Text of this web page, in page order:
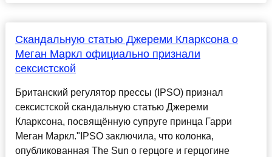
Скандальную статью Джереми Кларксона о
Меган Маркл официально признали
сексистской
Британский регулятор прессы (IPSO) признал
сексистской скандальную статью Джереми
Кларксона, посвящённую супруге принца Гарри
Меган Маркл."IPSO заключила, что колонка,
опубликованная The Sun о герцоге и герцогине